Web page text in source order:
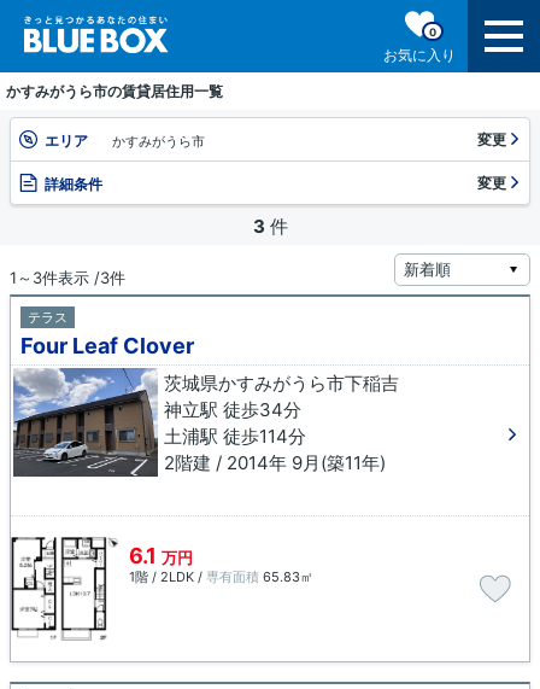
お気に入り
0
かすみがうら市の賃貸居住用一覧
エリア かすみがうら市 変更
詳細条件 変更
3 件
1～3件表示 /3件
テラス
Four Leaf Clover
茨城県かすみがうら市下稲吉
神立駅 徒歩34分
土浦駅 徒歩114分
2階建 / 2014年 9月(築11年)
6.1 万円
1階 / 2LDK / 専有面積 65.83㎡